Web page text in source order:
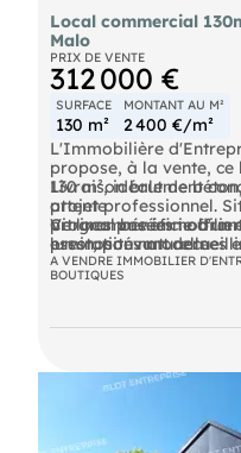
Local commercial
Malo
PRIX DE VENTE
312 000 €
SURFACE
130 m²
MONTANT AU M²
2 400 €/m²
L'Immobilière
propose, à la vente,
130 m², idéalement
projet professionnel.
programme
prestations modernes
Caractéristiques :
Livraison brut de
attente
Vitrines posées :
luminosité naturelle
Emplacement
véhicules / jour
Ce local bénéficie d'un
essor, pouvant
commerciale,
de services...
A VENDRE IMMOBILIER
BOUTIQUES